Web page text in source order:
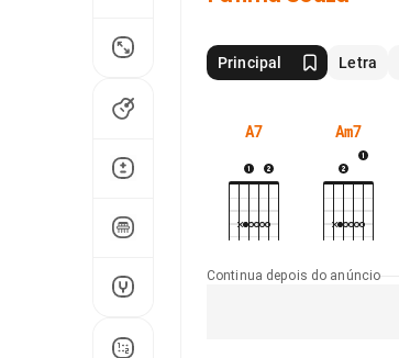
Principal Letra
A7 Am7
Continua depois do anúncio